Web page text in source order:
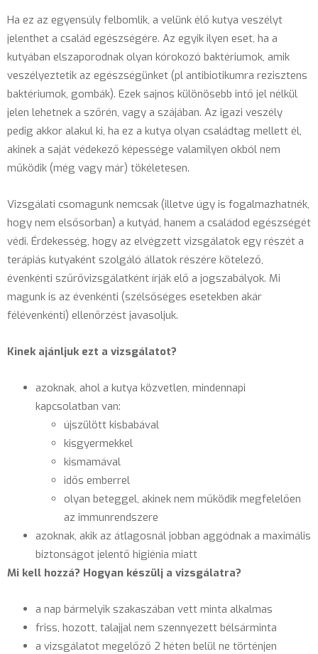
Ha ez az egyensúly felbomlik, a velünk élő kutya veszélyt
jelenthet a család egészségére. Az egyik ilyen eset, ha a
kutyában elszaporodnak olyan kórokozó baktériumok, amik
veszélyeztetik az egészségünket (pl antibiotikumra rezisztens
baktériumok, gombák). Ezek sajnos különösebb intő jel nélkül
jelen lehetnek a szőrén, vagy a szájában. Az igazi veszély
pedig akkor alakul ki, ha ez a kutya olyan családtag mellett él,
akinek a saját védekező képessége valamilyen okból nem
működik (még vagy már) tökéletesen.
Vizsgálati csomagunk nemcsak (illetve úgy is fogalmazhatnék,
hogy nem elsősorban) a kutyád, hanem a családod egészségét
védi. Érdekesség, hogy az elvégzett vizsgálatok egy részét a
terápiás kutyaként szolgáló állatok részére kötelező,
évenkénti szűrővizsgálatként írják elő a jogszabályok. Mi
magunk is az évenkénti (szélsőséges esetekben akár
félévenkénti) ellenőrzést javasoljuk.
Kinek ajánljuk ezt a vizsgálatot?
azoknak, ahol a kutya közvetlen, mindennapi
kapcsolatban van:
újszülött kisbabával
kisgyermekkel
kismamával
idős emberrel
olyan beteggel, akinek nem működik megfelelően
az immunrendszere
azoknak, akik az átlagosnál jobban aggódnak a maximális
biztonságot jelentő higiénia miatt
Mi kell hozzá? Hogyan készülj a vizsgálatra?
a nap bármelyik szakaszában vett minta alkalmas
friss, hozott, talajjal nem szennyezett bélsárminta
a vizsgálatot megelőző 2 héten belül ne történjen